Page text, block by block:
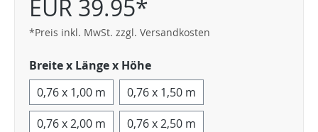
EUR 39.95*
*Preis inkl. MwSt. zzgl. Versandkosten
Breite x Länge x Höhe
0,76 x 1,00 m
0,76 x 1,50 m
0,76 x 2,00 m
0,76 x 2,50 m